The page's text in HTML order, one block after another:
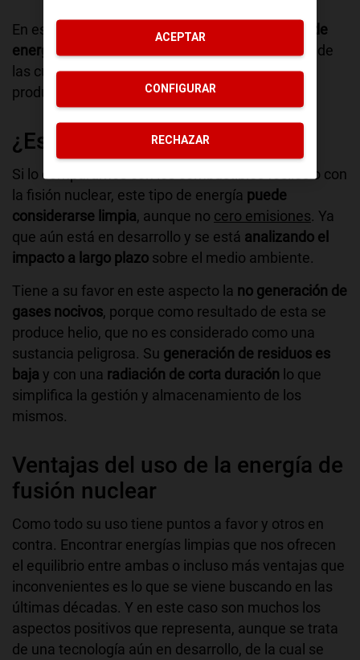
En este proceso se
liberan grandes cantidades de
energía,
ya sean como radiación o calor, a partir de
las cuales se utilizan para impulsar turbinas que
producen electricidad.
¿Es una energía limpia?
Si lo comparamos con los combustibles fósiles o con
la fisión nuclear, este tipo de energía puede
considerarse limpia, aunque no cero emisiones. Ya
que aún está en desarrollo y se está analizando el
impacto a largo plazo sobre el medio ambiente.
Tiene a su favor en este aspecto la no generación de
gases nocivos, porque como resultado de esta se
produce helio, que no es considerado como una
sustancia peligrosa. Su generación de residuos es
baja y con una radiación de corta duración lo que
simplifica la gestión y almacenamiento de los
mismos.
Ventajas del uso de la energía de
fusión nuclear
Como todo su uso tiene puntos a favor y otros en
contra. Encontrar energías limpias que nos ofrecen
el equilibrio entre ambas o incluso más ventajas que
inconvenientes es lo que se viene buscando en las
últimas décadas. Y en este caso son muchos los
aspectos positivos que representa, aunque se trata
de una tecnología aún en desarrollo, de la cual se
RECHAZAR
ACEPTAR
CONFIGURAR